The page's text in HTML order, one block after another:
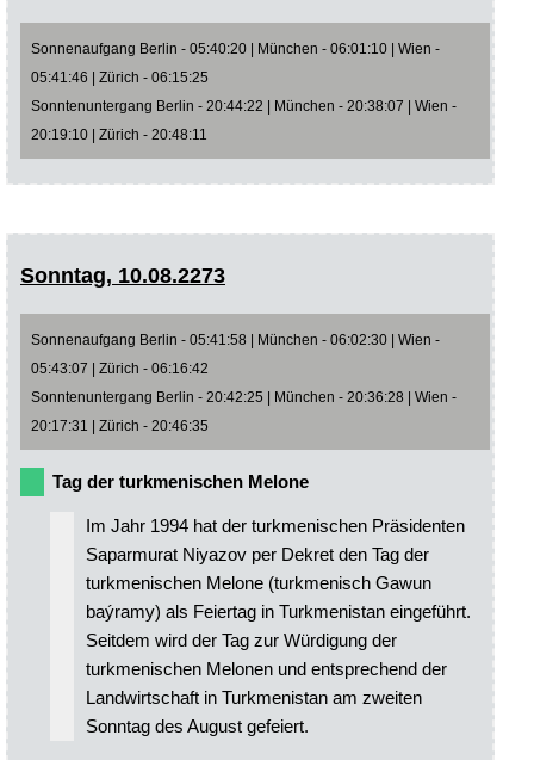
Sonnenaufgang Berlin - 05:40:20 | München - 06:01:10 | Wien -
05:41:46 | Zürich - 06:15:25
Sonntenuntergang Berlin - 20:44:22 | München - 20:38:07 | Wien -
20:19:10 | Zürich - 20:48:11
Sonntag, 10.08.2273
Sonnenaufgang Berlin - 05:41:58 | München - 06:02:30 | Wien -
05:43:07 | Zürich - 06:16:42
Sonntenuntergang Berlin - 20:42:25 | München - 20:36:28 | Wien -
20:17:31 | Zürich - 20:46:35
Tag der turkmenischen Melone
Im Jahr 1994 hat der turkmenischen Präsidenten
Saparmurat Niyazov per Dekret den Tag der
turkmenischen Melone (turkmenisch Gawun
baýramy) als Feiertag in Turkmenistan eingeführt.
Seitdem wird der Tag zur Würdigung der
turkmenischen Melonen und entsprechend der
Landwirtschaft in Turkmenistan am zweiten
Sonntag des August gefeiert.